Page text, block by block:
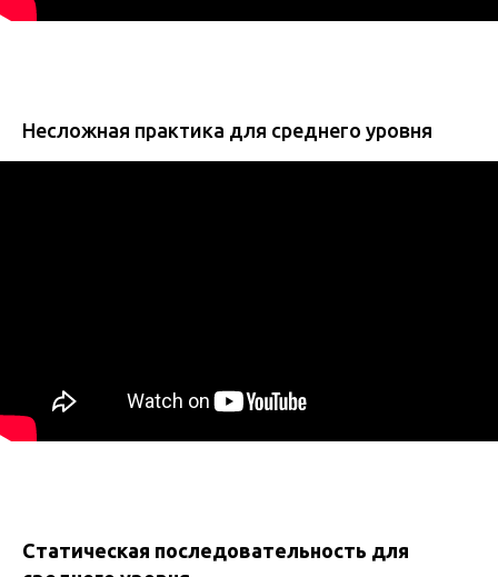
Несложная практика для среднего уровня
Статическая последовательность для